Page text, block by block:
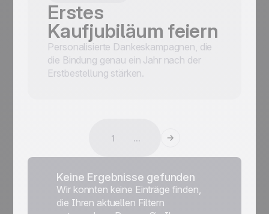
Erstes
Kaufjubiläum feiern
Personalisierte Dankeskampagnen, die
die Bindung genau ein Jahr nach der
Erstbestellung stärken.
1 ...
Keine Ergebnisse gefunden
Wir konnten keine Einträge finden,
die Ihren aktuellen Filtern